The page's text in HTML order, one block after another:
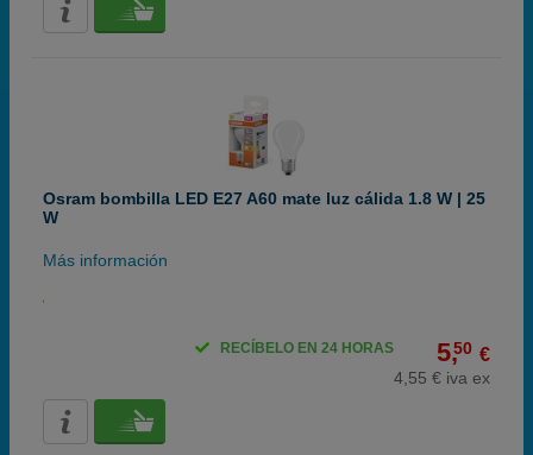
Osram bombilla LED E27 A60 mate luz cálida 1.8 W | 25
W
Más información
5,50 €
4,55 € iva ex
RECÍBELO EN 24 HORAS